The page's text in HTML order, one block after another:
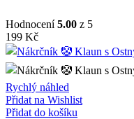
Hodnocení5.00 z 5
199 Kč
Rychlý náhled
Přidat na Wishlist
Přidat do košíku